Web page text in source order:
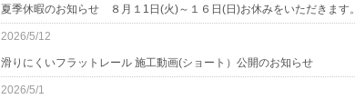
夏季休暇のお知らせ ８月１1日(火)～１６日(日)お休みをいただきます。
2026/5/12
滑りにくいフラットレール 施工動画(ショート）公開のお知らせ
2026/5/1